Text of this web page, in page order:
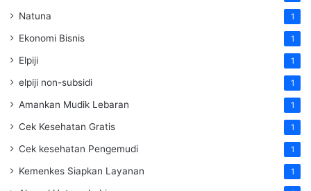
Natuna 1
Ekonomi Bisnis 1
Elpiji 1
elpiji non-subsidi 1
Amankan Mudik Lebaran 1
Cek Kesehatan Gratis 1
Cek kesehatan Pengemudi 1
Kemenkes Siapkan Layanan 1